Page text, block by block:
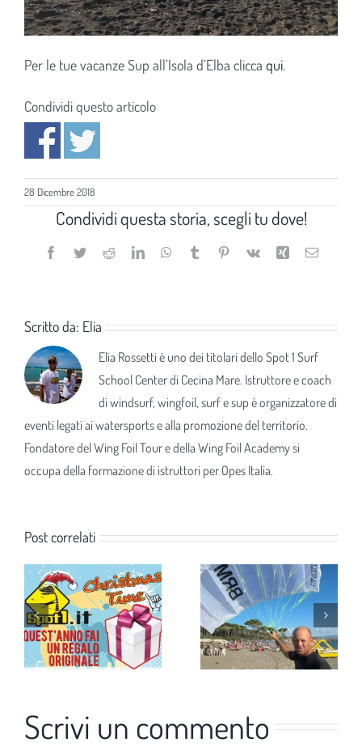
Per le tue vacanze Sup all’Isola d’Elba clicca qui.
Condividi questo articolo
28 Dicembre 2018
Condividi questa storia, scegli tu dove!
Facebook
TwitterRedditLinkedInWhatsApp
TumblrPinterest
Vk Xing Email
Scritto da: Elia
Elia Rossetti è uno dei titolari dello Spot 1 Surf
School Center di Cecina Mare. Istruttore e coach
di windsurf, wingfoil, surf e sup è organizzatore di
eventi legati ai watersports e alla promozione del territorio.
Fondatore del Wing Foil Tour e della Wing Foil Academy si
occupa della formazione di istruttori per Opes Italia.
Post correlati
Scrivi un commento